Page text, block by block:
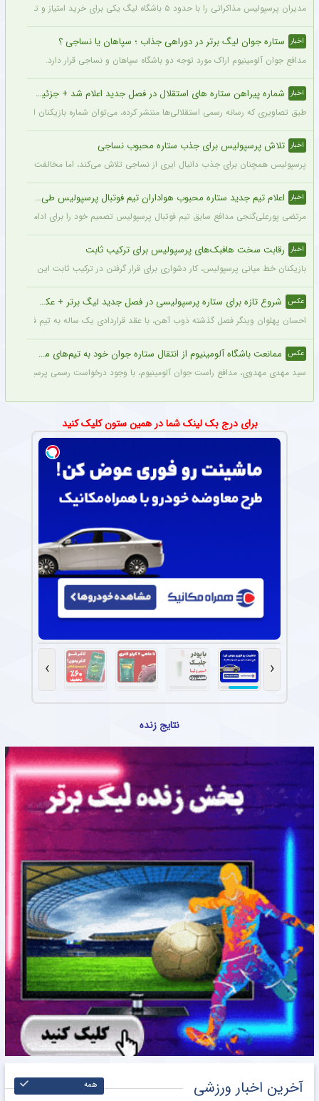
مدیران پرسپولیس مذاکراتی را با حدود ۵ باشگاه لیگ یکی برای خرید امتیاز و تشکیل تیم «ب» آغاز کرده‌اند.
اخبار ستاره جوان لیگ برتر در دوراهی جذاب ؛ سپاهان یا نساجی ؟
مدافع جوان آلومینیوم اراک مورد توجه دو باشگاه سپاهان و نساجی قرار دارد.
اخبار شماره پیراهن ستاره های استقلال در فصل جدید اعلام شد + جزئیات
طبق تصاویری که رسانه رسمی استقلالی‌ها منتشر کرده، می‌توان شماره بازیکنان این
اخبار تلاش پرسپولیس برای جذب ستاره محبوب نساجی
پرسپولیس همچنان برای جذب دانیال ایری از نساجی تلاش می‌کند، اما مخالفت
اخبار اعلام تیم جدید ستاره محبوب هواداران تیم فوتبال پرسپولیس طی ۴۸ ساعت آینده
مرتضی پورعلی‌گنجی مدافع سابق تیم فوتبال پرسپولیس تصمیم خود را برای ادامه
اخبار رقابت سخت هافبک‌های پرسپولیس برای ترکیب ثابت
بازیکنان خط میانی پرسپولیس، کار دشواری برای قرار گرفتن در ترکیب ثابت این تیم
عکس شروع تازه برای ستاره پرسپولیسی در فصل جدید لیگ برتر + عکس
احسان پهلوان وینگر فصل گذشته ذوب آهن، با عقد قراردادی یک ساله به تیم فجر
عکس ممانعت باشگاه آلومینیوم از انتقال ستاره جوان خود به تیم‌های مدعی + عکس
سید مهدی مهدوی، مدافع راست جوان آلومینیوم، با وجود درخواست رسمی پرسپولیس،
برای درج بک لینک شما در همین ستون کلیک کنید
‹
›
نتایج زنده
آخرین اخبار ورزشی همه